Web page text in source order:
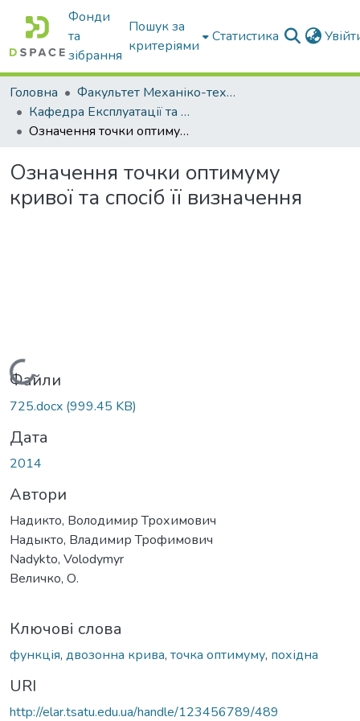
Фонди
та
зібрання
Пошук за
критеріями
Статистика
Головна
Факультет Механіко-технологічний
Кафедра Експлуатації та технічного сервісу машин
Означення точки оптимуму кривої та спосіб її визначення
Означення точки оптимуму
кривої та спосіб її визначення
Вантажиться...
Файли
725.docx (999.45 KB)
Дата
2014
Автори
Надикто, Володимир Трохимович
Надыкто, Владимир Трофимович
Nadykto, Volodymyr
Величко, О.
Ключові слова
функція, двозонна крива, точка оптимуму, похідна
URI
http://elar.tsatu.edu.ua/handle/123456789/489